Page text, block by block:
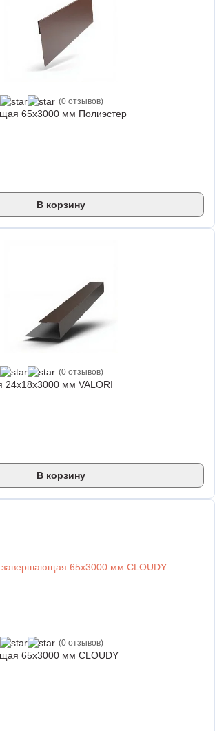
(0 отзывов)
65х3000 мм Полиэстер
В корзину
(0 отзывов)
24х18х3000 мм VALORI
В корзину
(0 отзывов)
65х3000 мм CLOUDY